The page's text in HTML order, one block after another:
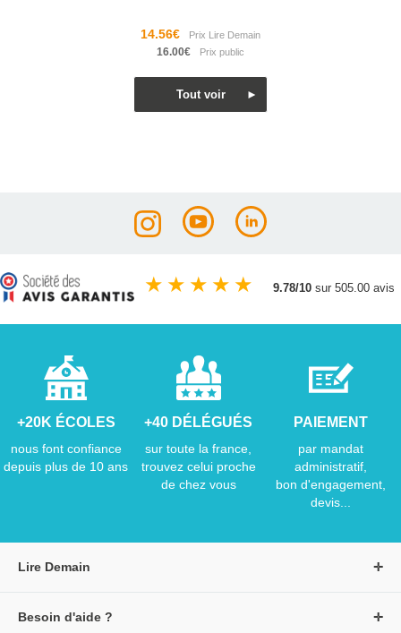
14.56€
16.00€
★ ★ ★ ★ ★ 9.78/10 sur 505.00 avis
+20K ÉCOLES
nous font confiance
depuis plus de 10 ans
+40 DÉLÉGUÉS
sur toute la france,
trouvez celui proche
de chez vous
PAIEMENT
par mandat
administratif,
bon d'engagement,
devis...
Lire Demain
Besoin d'aide ?